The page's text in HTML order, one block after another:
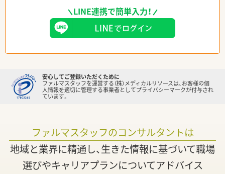
LINE連携で簡単入力！
安心してご登録いただくために
ファルマスタッフを運営する（株）メディカルリソースは、お客様の個
人情報を適切に管理する事業者としてプライバシーマークが付与され
ています。
ファルマスタッフのコンサルタントは
地域と業界に精通し、生きた情報に基づいて職場
選びやキャリアプランについてアドバイス